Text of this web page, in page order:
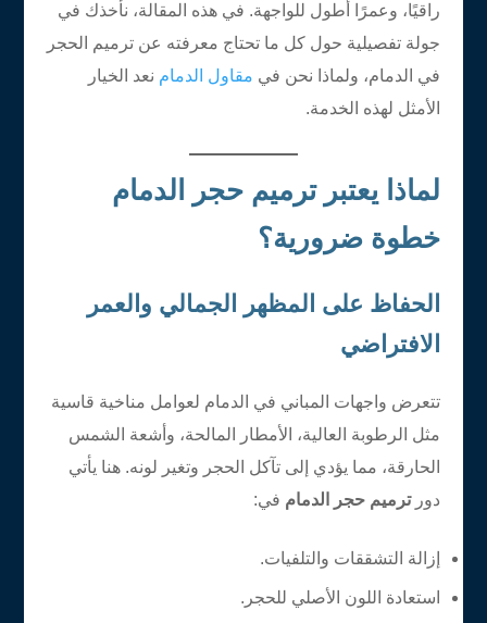
راقيًا، وعمرًا أطول للواجهة. في هذه المقالة، نأخذك في
جولة تفصيلية حول كل ما تحتاج معرفته عن ترميم الحجر
في الدمام، ولماذا نحن في مقاول الدمام نعد الخيار
الأمثل لهذه الخدمة.
لماذا يعتبر ترميم حجر الدمام
خطوة ضرورية؟
الحفاظ على المظهر الجمالي والعمر
الافتراضي
تتعرض واجهات المباني في الدمام لعوامل مناخية قاسية
مثل الرطوبة العالية، الأمطار المالحة، وأشعة الشمس
الحارقة، مما يؤدي إلى تآكل الحجر وتغير لونه. هنا يأتي
دورترميم حجر الدمام في:
إزالة التشققات والتلفيات.
استعادة اللون الأصلي للحجر.